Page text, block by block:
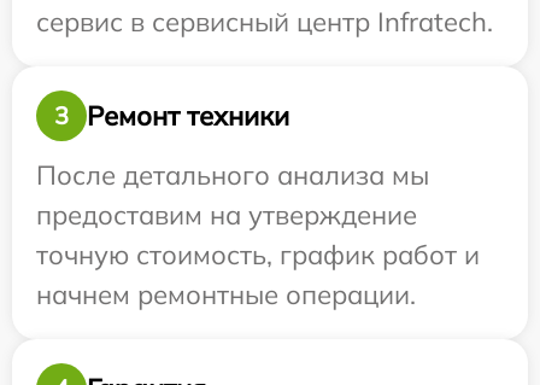
сервис в сервисный центр Infratech.
3
Ремонт техники
После детального анализа мы
предоставим на утверждение
точную стоимость, график работ и
начнем ремонтные операции.